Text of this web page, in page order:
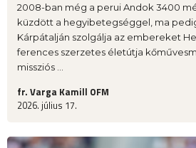
2008-ban még a perui Andok 3400
küzdött a hegyibetegséggel, ma
Kárpátalján szolgálja az embereket
ferences szerzetes életútja
missziós ...
fr. Varga Kamill OFM
2026. július 17.